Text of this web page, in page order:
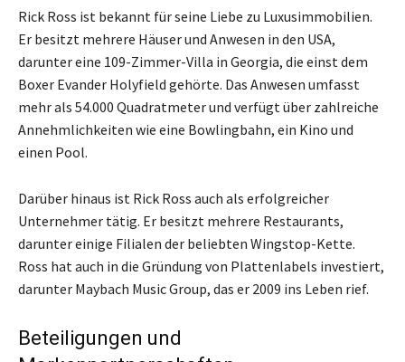
Rick Ross ist bekannt für seine Liebe zu Luxusimmobilien.
Er besitzt mehrere Häuser und Anwesen in den USA,
darunter eine 109-Zimmer-Villa in Georgia, die einst dem
Boxer Evander Holyfield gehörte. Das Anwesen umfasst
mehr als 54.000 Quadratmeter und verfügt über zahlreiche
Annehmlichkeiten wie eine Bowlingbahn, ein Kino und
einen Pool.
Darüber hinaus ist Rick Ross auch als erfolgreicher
Unternehmer tätig. Er besitzt mehrere Restaurants,
darunter einige Filialen der beliebten Wingstop-Kette.
Ross hat auch in die Gründung von Plattenlabels investiert,
darunter Maybach Music Group, das er 2009 ins Leben rief.
Beteiligungen und